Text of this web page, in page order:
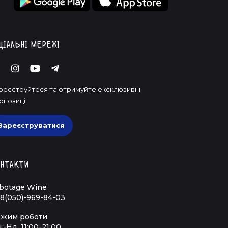
мережі
та отримуйте ексклюзивні
Wine
969-84-03
роботи